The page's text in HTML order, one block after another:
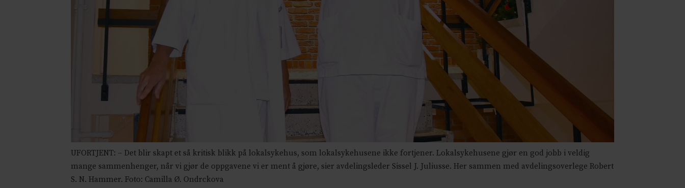
UFORTJENT: – Det blir skapt et så kritisk blikk på lokalsykehus, som lokalsykehusene ikke fortjener. Lokalsykehusene gjør en god jobb i veldig
mange sammenhenger, når vi gjør de oppgavene vi er ment å gjøre, sier avdelingsleder Sissel J. Juliusse. Her sammen med avdelingsoverlege Robert
S. N. Hammer. Foto: Camilla Ø. Ondrckova